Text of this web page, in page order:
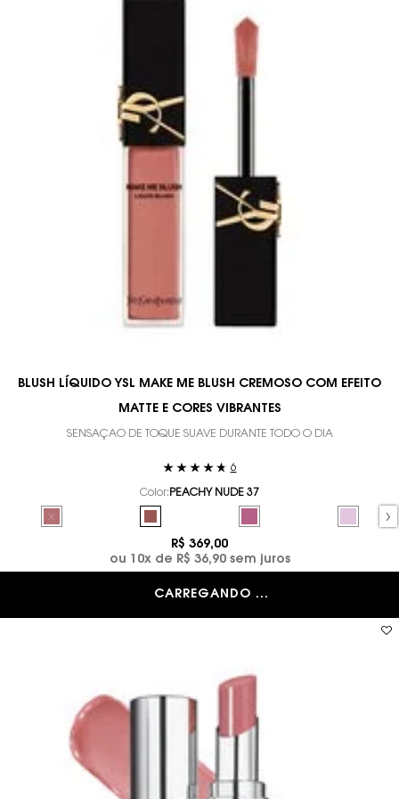
BLUSH LÍQUIDO YSL MAKE ME BLUSH CREMOSO COM EFEITO
MATTE E CORES VIBRANTES
SENSAÇÃO DE TOQUE SUAVE DURANTE TODO O DIA
6
Color: PEACHY NUDE 37
Selected
The product variation is out of stock, NUDE LAVALLIERE 44 color for
PEACHY NUDE 37 color for BLUSH LÍQUIDO YSL
FUSCHIA FLING 66 color for
Selected
R$ 369,00
ou 10x de R$ 36,90sem juros
CARREGANDO ...